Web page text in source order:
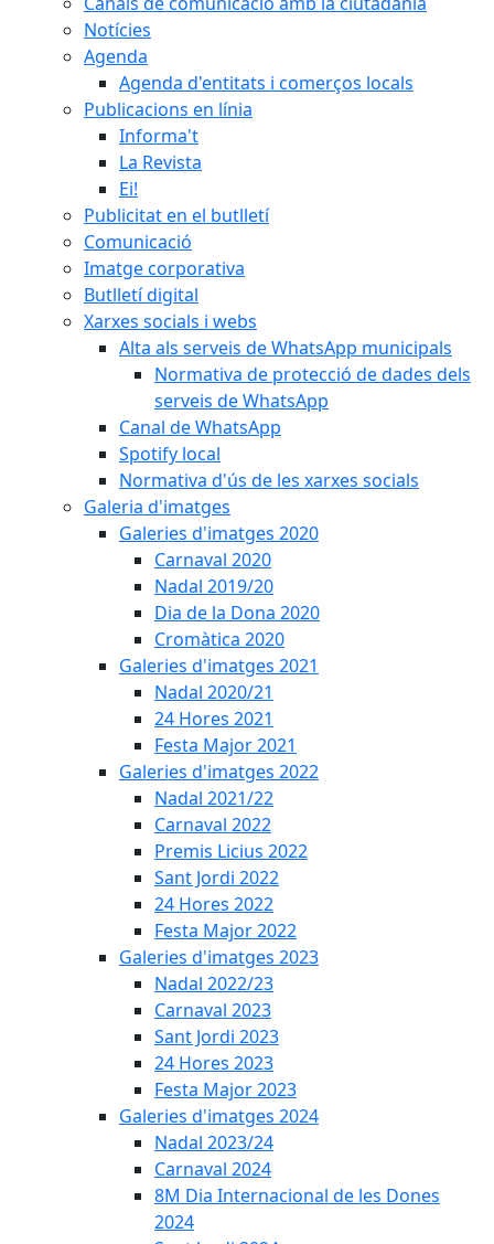
Notícies
Agenda
Agenda d'entitats i comerços locals
Publicacions en línia
Informa't
La Revista
Ei!
Publicitat en el butlletí
Comunicació
Imatge corporativa
Butlletí digital
Xarxes socials i webs
Alta als serveis de WhatsApp municipals
Normativa de protecció de dades dels
serveis de WhatsApp
Canal de WhatsApp
Spotify local
Normativa d'ús de les xarxes socials
Galeria d'imatges
Galeries d'imatges 2020
Carnaval 2020
Nadal 2019/20
Dia de la Dona 2020
Cromàtica 2020
Galeries d'imatges 2021
Nadal 2020/21
24 Hores 2021
Festa Major 2021
Galeries d'imatges 2022
Nadal 2021/22
Carnaval 2022
Premis Licius 2022
Sant Jordi 2022
24 Hores 2022
Festa Major 2022
Galeries d'imatges 2023
Nadal 2022/23
Carnaval 2023
Sant Jordi 2023
24 Hores 2023
Festa Major 2023
Galeries d'imatges 2024
Nadal 2023/24
Carnaval 2024
8M Dia Internacional de les Dones
2024